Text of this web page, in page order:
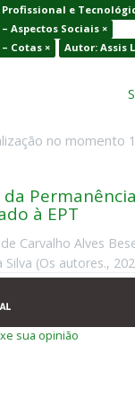
e
Aspectos Sociais ×
Cotas ×
Autor: Assis
no momento
à EPT
de Carvalho Alves
Silva (Os autores.,
sua opinião